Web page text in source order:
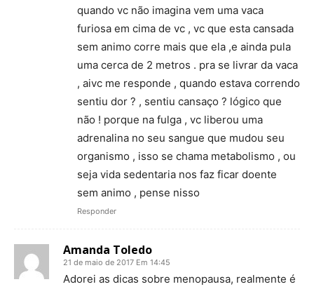
quando vc não imagina vem uma vaca
furiosa em cima de vc , vc que esta cansada
sem animo corre mais que ela ,e ainda pula
uma cerca de 2 metros . pra se livrar da vaca
, aivc me responde , quando estava correndo
sentiu dor ? , sentiu cansaço ? lógico que
não ! porque na fulga , vc liberou uma
adrenalina no seu sangue que mudou seu
organismo , isso se chama metabolismo , ou
seja vida sedentaria nos faz ficar doente
sem animo , pense nisso
Responder
Amanda Toledo
21 de maio de 2017 Em 14:45
Adorei as dicas sobre menopausa, realmente é